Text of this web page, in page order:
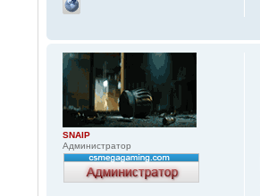
SNAIP
Администратор